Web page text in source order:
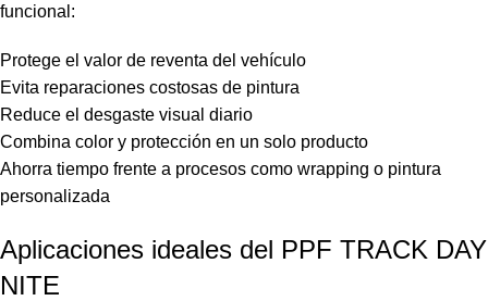
funcional:
Protege el valor de reventa del vehículo
Evita reparaciones costosas de pintura
Reduce el desgaste visual diario
Combina color y protección en un solo producto
Ahorra tiempo frente a procesos como wrapping o pintura
personalizada
Aplicaciones ideales del PPF TRACK DAY
NITE